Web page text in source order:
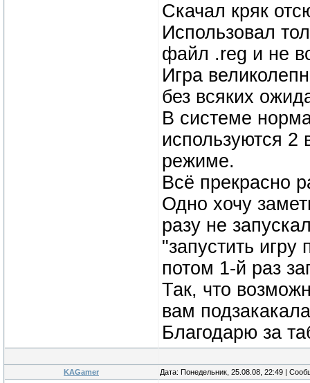
Скачал кряк
Использовал
файл .reg и не
Игра
без всяких
В системе
используются 2
режиме.
Всё прекрасно
Одно хочу
разу не
"запустить игру
потом 1-й раз
Так, что
вам
Благодарю за
KAGamer Дата: Понедельник, 25.08.08, 22:49 |